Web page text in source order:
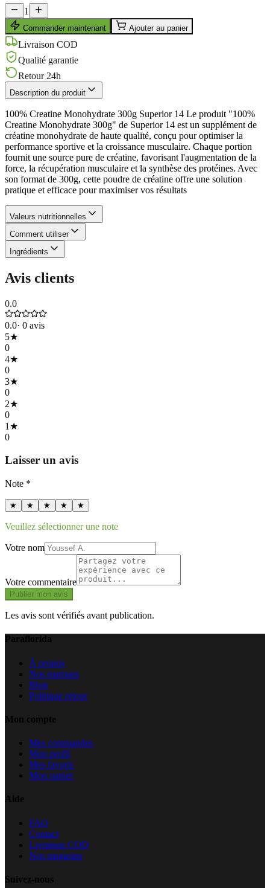
1
Commander maintenant Ajouter au panier
Livraison COD
Qualité garantie
Retour 24h
Description du produit
100% Creatine Monohydrate 300g Superior 14 Le produit "100%
Creatine Monohydrate 300g" de Superior 14 est un supplément de
créatine monohydrate de haute qualité, conçu pour optimiser la
performance sportive et la croissance musculaire. Chaque portion
fournit une source pure de créatine, favorisant l'augmentation de la
force, la récupération musculaire et la synthèse des protéines. Avec
son format de 300g, cette poudre de créatine offre une solution
pratique et efficace pour maximiser vos résultats
Valeurs nutritionnelles
Comment utiliser
Ingrédients
Avis clients
0.0
0.0· 0 avis
5★
0
4★
0
3★
0
2★
0
1 ★
0
Laisser un avis
Note *
★ ★ ★ ★ ★
Veuillez sélectionner une note
Votre nom
Votre commentaire
Publier mon avis
Les avis sont vérifiés avant publication.
Paraflorida
À propos
Nos marques
Blog
Politique retour
Mon compte
Mes commandes
Mon profil
Mes favoris
Mon panier
Aide
FAQ
Contact
Livraison COD
Nos magasins
Suivez-nous